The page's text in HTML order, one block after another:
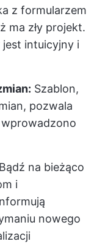
z formularzem
ma zły projekt.
intuicyjny i
Szablon,
pozwala
Bądź na bieżąco
i
nowego